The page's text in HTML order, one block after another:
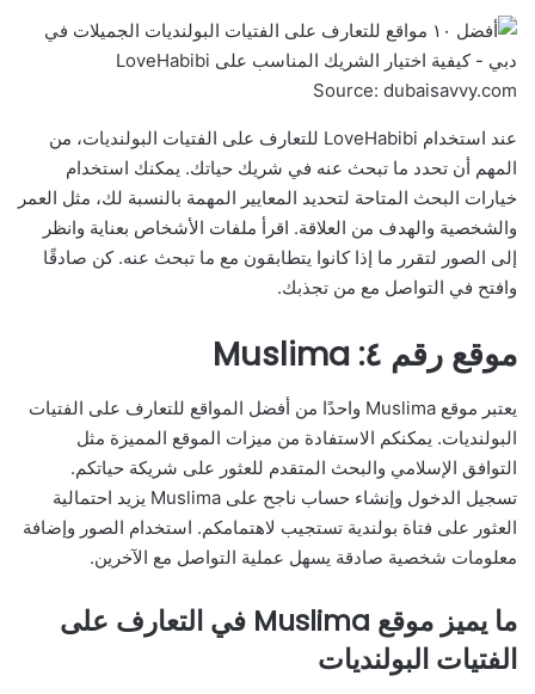
Source: dubaisavvy.com
عند استخدام LoveHabibi للتعارف على الفتيات البولنديات، من
المهم أن تحدد ما تبحث عنه في شريك حياتك. يمكنك استخدام
خيارات البحث المتاحة لتحديد المعايير المهمة بالنسبة لك، مثل العمر
والشخصية والهدف من العلاقة. اقرأ ملفات الأشخاص بعناية وانظر
إلى الصور لتقرر ما إذا كانوا يتطابقون مع ما تبحث عنه. كن صادقًا
وافتح في التواصل مع من تجذبك.
موقع رقم ٤: Muslima
يعتبر موقع Muslima واحدًا من أفضل المواقع للتعارف على الفتيات
البولنديات. يمكنكم الاستفادة من ميزات الموقع المميزة مثل
التوافق الإسلامي والبحث المتقدم للعثور على شريكة حياتكم.
تسجيل الدخول وإنشاء حساب ناجح على Muslima يزيد احتمالية
العثور على فتاة بولندية تستجيب لاهتمامكم. استخدام الصور وإضافة
معلومات شخصية صادقة يسهل عملية التواصل مع الآخرين.
ما يميز موقع Muslima في التعارف على
الفتيات البولنديات